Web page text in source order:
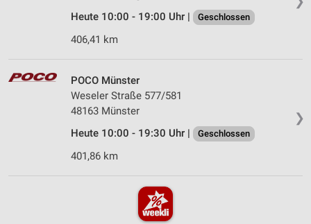
Heute 10:00 - 19:00 Uhr |
Geschlossen
406,41 km
❯
POCO Münster
Weseler Straße 577/581
48163 Münster
Heute 10:00 - 19:30 Uhr |
Geschlossen
401,86 km